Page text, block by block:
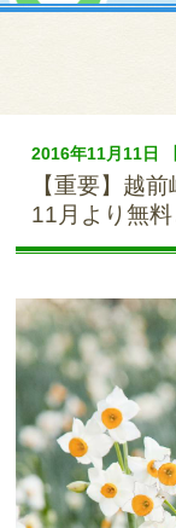
2016年11月11日
【重要】越
11月より無料